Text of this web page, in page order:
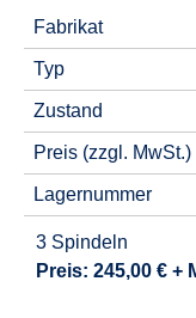
Fabrikat
Typ
Zustand
Preis (zzgl. MwSt.)
Lagernummer
3 Spindeln
Preis: 245,00 € +